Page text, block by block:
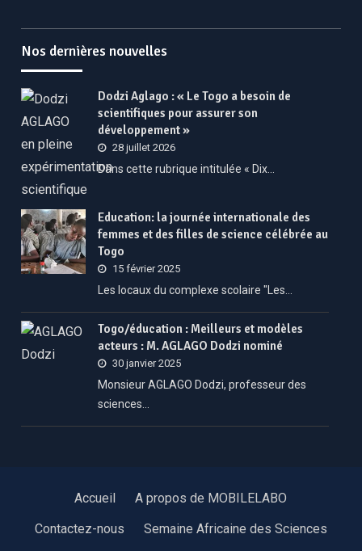
Nos dernières nouvelles
Dodzi Aglago : « Le Togo a besoin de
scientifiques pour assurer son
développement »
28 juillet 2026
Dans cette rubrique intitulée « Dix…
Education: la journée internationale des
femmes et des filles de science célébrée au
Togo
15 février 2025
Les locaux du complexe scolaire "Les…
Togo/éducation : Meilleurs et modèles
acteurs : M. AGLAGO Dodzi nominé
30 janvier 2025
Monsieur AGLAGO Dodzi, professeur des
sciences…
Accueil
A propos de MOBILELABO
Contactez-nous
Semaine Africaine des Sciences